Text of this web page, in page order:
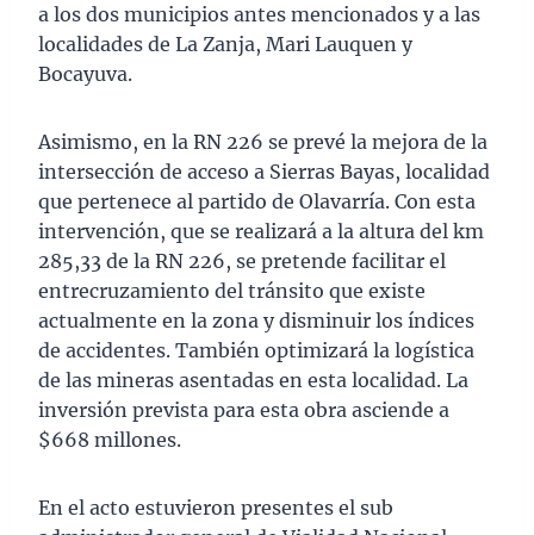
a los dos municipios antes mencionados y a las
localidades de La Zanja, Mari Lauquen y
Bocayuva.
Asimismo, en la RN 226 se prevé la mejora de la
intersección de acceso a Sierras Bayas, localidad
que pertenece al partido de Olavarría. Con esta
intervención, que se realizará a la altura del km
285,33 de la RN 226, se pretende facilitar el
entrecruzamiento del tránsito que existe
actualmente en la zona y disminuir los índices
de accidentes. También optimizará la logística
de las mineras asentadas en esta localidad. La
inversión prevista para esta obra asciende a
$668 millones.
En el acto estuvieron presentes el sub